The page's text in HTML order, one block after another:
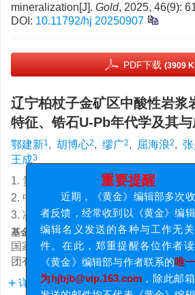
mineralization[J]. Gold, 2025, 46(9):
DOI: 10.11792/hj 20250907
PDF下载 (3909
辽宁柏杖子金矿区中酸性岩浆
特征、锆石U-Pb年代学及其
鄂建新1, 胡博心2, 缪广2, 屈海浪2,
王成3
1. 贵州锦丰矿业有限公司;
2. 中国黄金集团地质有限公司;
3. 凌源日兴矿业有限公司
基金项目:
国家重点研发计划项目(2022
团有限公司地质科研专项基金项目
详细信息
重要提醒
近期，《黄金》编辑部多次
者反馈，经常收到以《黄金》编
编辑名义发送的各种与工作无
件。在此，郑重提醒各位作者
《黄金》编辑部与作者联系的唯
为hjbjb@vip.163.com，除此邮